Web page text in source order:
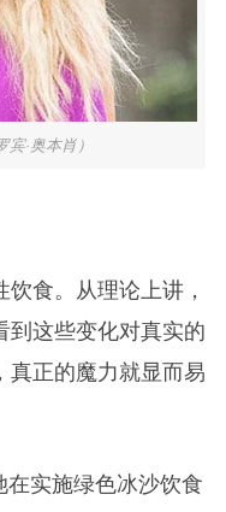
·奥本肖）
食。从理论上讲，
到这些变化对真实的
真正的魔力就显而易
实施绿色冰沙饮食